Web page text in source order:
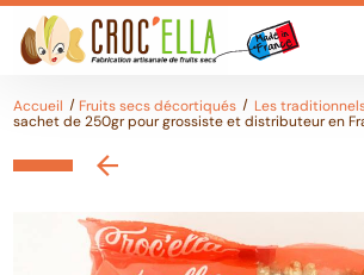
Accueil Fruits secs décortiqués Les
sachet de 250gr pour grossiste et distributeur en
Panneau de gestion des cookies